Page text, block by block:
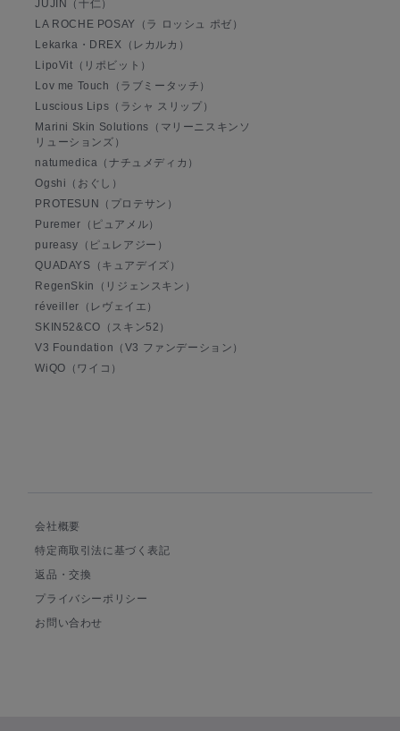
JUJIN（十仁）
LA ROCHE POSAY（ラ ロッシュ ポゼ）
Lekarka・DREX（レカルカ）
LipoVit（リポビット）
Lov me Touch（ラブミータッチ）
Luscious Lips（ラシャ スリップ）
Marini Skin Solutions（マリーニスキンソ
リューションズ）
natumedica（ナチュメディカ）
Ogshi（おぐし）
PROTESUN（プロテサン）
Puremer（ピュアメル）
pureasy（ピュレアジー）
QUADAYS（キュアデイズ）
RegenSkin（リジェンスキン）
réveiller（レヴェイエ）
SKIN52&CO（スキン52）
V3 Foundation（V3 ファンデーション）
WiQO（ワイコ）
会社概要
特定商取引法に基づく表記
返品・交換
プライバシーポリシー
お問い合わせ